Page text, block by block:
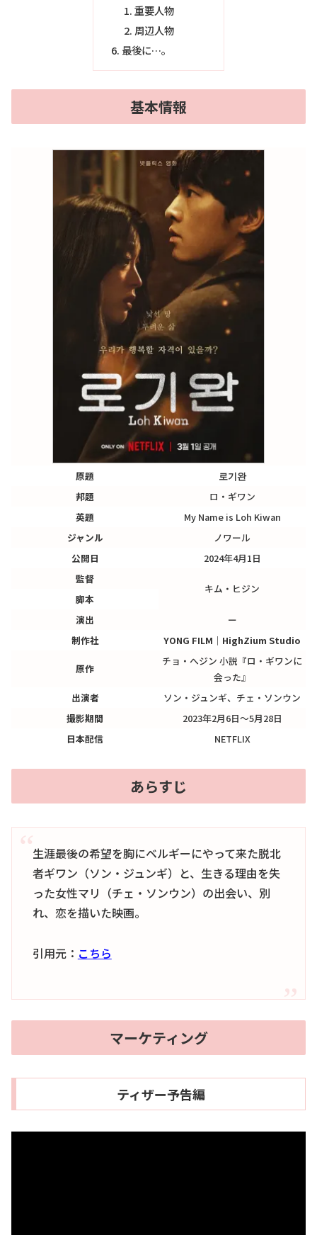
重要人物
周辺人物
最後に…。
基本情報
原題
로기완
邦題
ロ・ギワン
英題
My Name is Loh Kiwan
ジャンル
ノワール
公開日
2024年4月1日
監督
キム・ヒジン
脚本
演出
ー
制作社
YONG FILM｜HighZium Studio
原作
チョ・へジン 小説『ロ・ギワンに
会った』
出演者
ソン・ジュンギ、チェ・ソンウン
撮影期間
2023年2月6日～5月28日
日本配信
NETFLIX
あらすじ
生涯最後の希望を胸にベルギーにやって来た脱北
者ギワン（ソン・ジュンギ）と、生きる理由を失
った女性マリ（チェ・ソンウン）の出会い、別
れ、恋を描いた映画。
引用元： こちら
マーケティング
ティザー予告編